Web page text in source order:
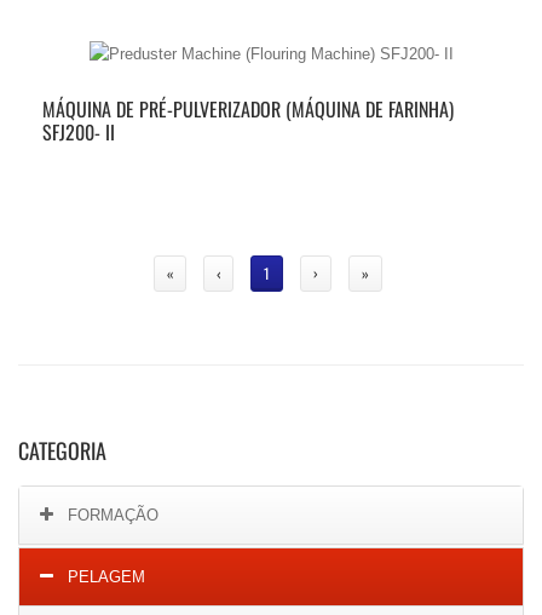
MÁQUINA DE PRÉ-PULVERIZADOR (MÁQUINA DE FARINHA)
SFJ200- II
« ‹ 1 › »
CATEGORIA
FORMAÇÃO
PELAGEM